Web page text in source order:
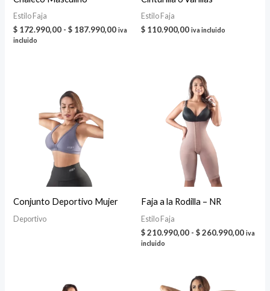
Estilo Faja
$ 172.990,00 - $ 187.990,00Rango
iva
incluido
Estilo Faja
$ 110.900,00 iva incluido
Conjunto Deportivo Mujer
Deportivo
Faja a la Rodilla – NR
Estilo Faja
$210.990,00 - $260.990,00Rango
iva
incluido